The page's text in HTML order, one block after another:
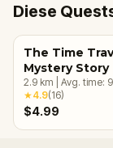
Diese
The Time
Mystery Story
2.9 km Avg. time:
★4.9(16)
$4.99